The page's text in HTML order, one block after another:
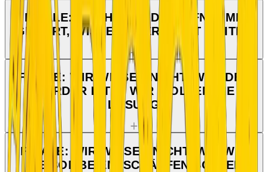
FINALE: WIR HABEN DIE AUFNAHME
GEHÖRT, WISSEN ABER NICHT WEITER
FINALE: WIR WISSEN NICHT, WER DER
MÖRDER IST — WIR WOLLEN DIE
LÖSUNG
FINALE: WIR WISSEN NICHT, WIE WIR
DIE BOMBE ENTSCHÄRFEN SOLLEN